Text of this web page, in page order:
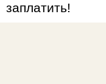
заплатить!